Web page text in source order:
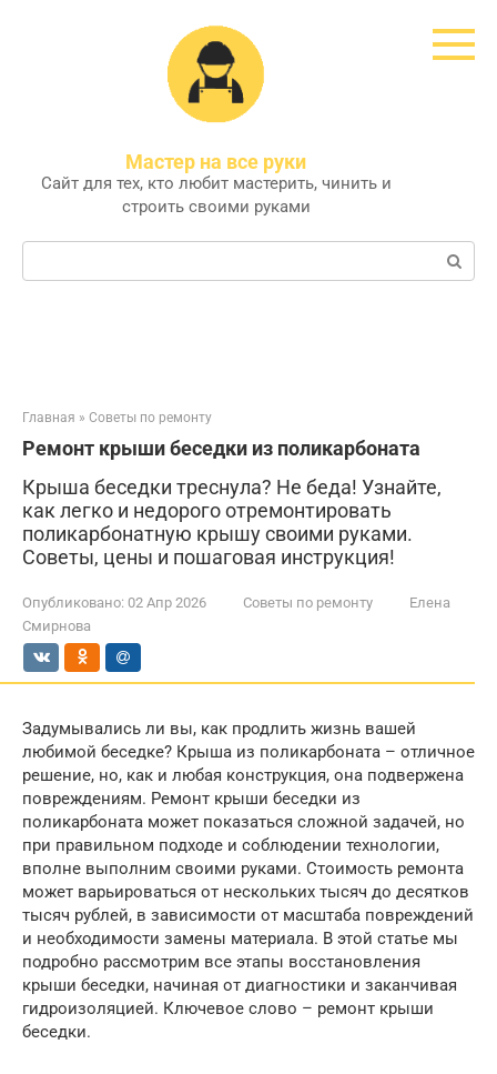
Мастер на все руки
Сайт для тех, кто любит мастерить, чинить и
строить своими руками
Поиск:
Главная » Советы по ремонту
Ремонт крыши беседки из поликарбоната
Крыша беседки треснула? Не беда! Узнайте,
как легко и недорого отремонтировать
поликарбонатную крышу своими руками.
Советы, цены и пошаговая инструкция!
Опубликовано: 02 Апр 2026 Советы по ремонту
Елена
Смирнова
Задумывались ли вы, как продлить жизнь вашей
любимой беседке? Крыша из поликарбоната – отличное
решение, но, как и любая конструкция, она подвержена
повреждениям. Ремонт крыши беседки из
поликарбоната может показаться сложной задачей, но
при правильном подходе и соблюдении технологии,
вполне выполним своими руками. Стоимость ремонта
может варьироваться от нескольких тысяч до десятков
тысяч рублей, в зависимости от масштаба повреждений
и необходимости замены материала. В этой статье мы
подробно рассмотрим все этапы восстановления
крыши беседки, начиная от диагностики и заканчивая
гидроизоляцией. Ключевое слово – ремонт крыши
беседки.